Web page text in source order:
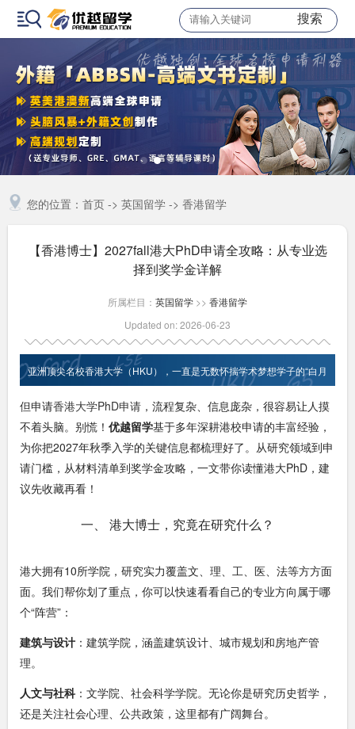
搜索
您的位置： 首页-> 英国留学-> 香港留学
【香港博士】2027fall港大PhD申请全攻略：从专业选
择到奖学金详解
所属栏目： 英国留学 >> 香港留学
Updated on: 2026-06-23
亚洲顶尖名校香港大学（HKU），一直是无数怀揣学术梦想学子的“白月
光”。2026年QS世界排名第17位，亚洲第2位——这所学校的博士光环，足
够耀眼。
但申请香港大学PhD申请 ，流程复杂、信息庞杂，很容易让人摸
不着头脑。别慌！ 优越留学基于多年深耕港校申请的丰富经验，
为你把2027年秋季入学的关键信息都梳理好了。从研究领域到申
请门槛，从材料清单到奖学金攻略，一文带你读懂港大PhD，建
议先收藏再看！
一、 港大博士，究竟在研究什么？
港大拥有10所学院，研究实力覆盖文、理、工、医、法等方方面
面。我们帮你划了重点，你可以快速看看自己的专业方向属于哪
个“阵营”：
建筑与设计 ：建筑学院，涵盖建筑设计、城市规划和房地产管
理。
人文与社科 ：文学院、社会科学学院。无论你是研究历史哲学，
还是关注社会心理、公共政策，这里都有广阔舞台。